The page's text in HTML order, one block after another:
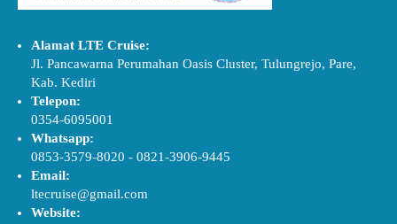
Alamat LTE Cruise:
Jl. Pancawarna Perumahan Oasis Cluster, Tulungrejo, Pare,
Kab. Kediri
Telepon:
0354-6095001
Whatsapp:
0853-3579-8020 - 0821-3906-9445
Email:
ltecruise@gmail.com
Website: